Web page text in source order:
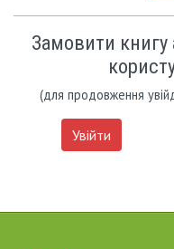
Замовити
(для продовження
Увійти